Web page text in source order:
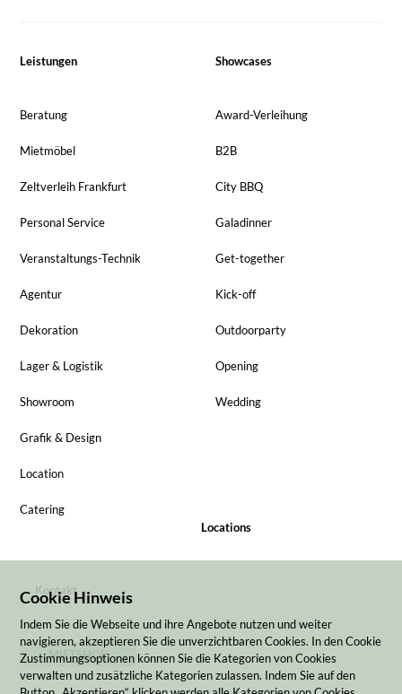
Leistungen
Beratung
Mietmöbel
Zeltverleih Frankfurt
Personal Service
Veranstaltungs-Technik
Agentur
Dekoration
Lager & Logistik
Showroom
Grafik & Design
Location
Catering
Showcases
Award-Verleihung
B2B
City BBQ
Galadinner
Get-together
Kick-off
Outdoorparty
Opening
Wedding
Locations
Kontakt
MIETSHOP
Cookie Hinweis
Indem Sie die Webseite und ihre Angebote nutzen und weiter
navigieren, akzeptieren Sie die unverzichtbaren Cookies. In den Cookie
Zustimmungsoptionen können Sie die Kategorien von Cookies
verwalten und zusätzliche Kategorien zulassen. Indem Sie auf den